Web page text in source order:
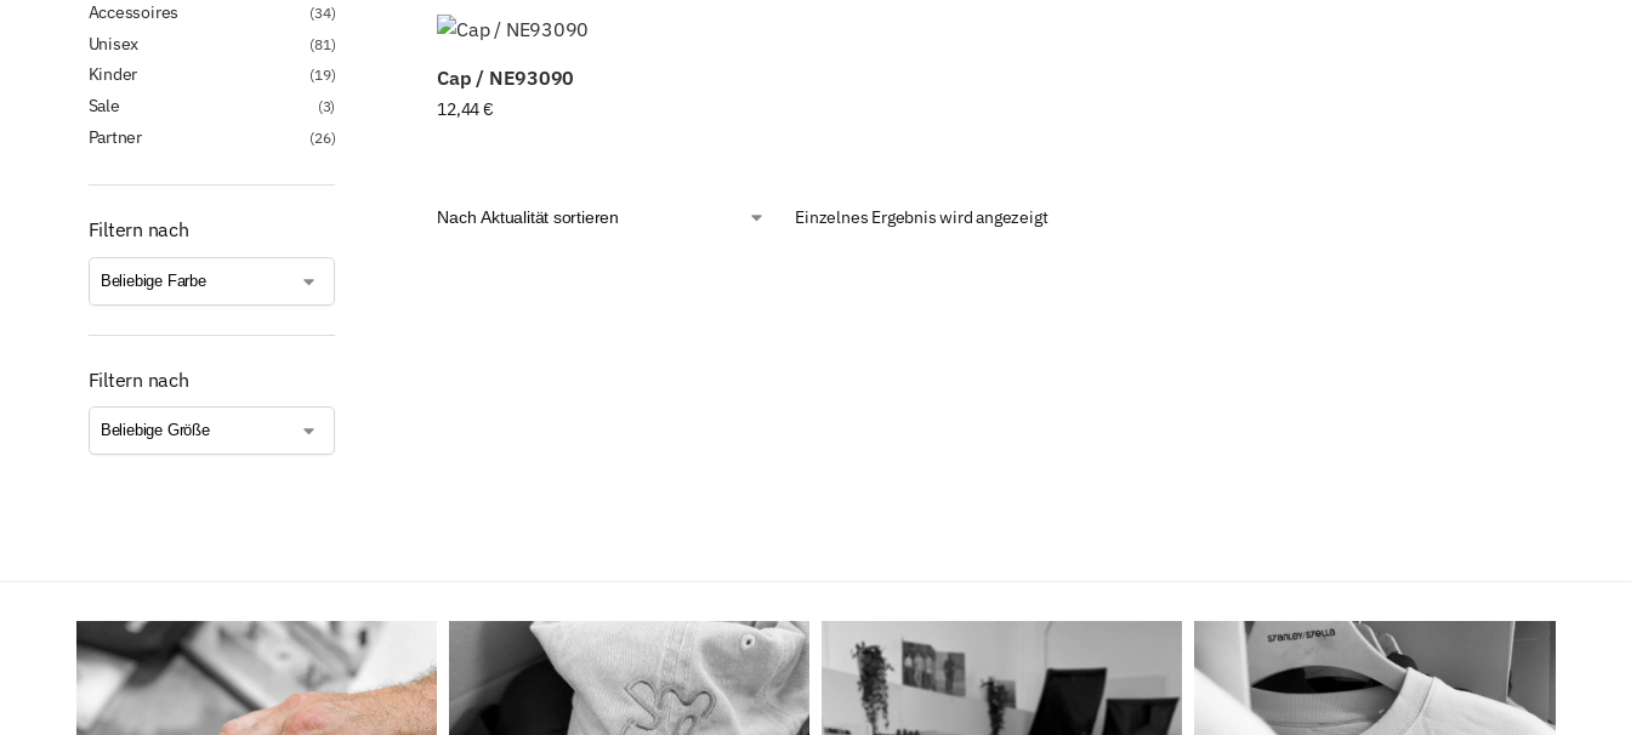
Cap / NE93090
12,44€
Einzelnes Ergebnis wird angezeigt
Accessoires (34)
Unisex (81)
Kinder (19)
Sale (3)
Partner (26)
Filtern nach
Filtern nach